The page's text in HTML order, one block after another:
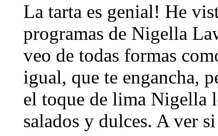
La tarta es genial! He
programas de Nigella
veo de todas formas
igual, que te engancha,
el toque de lima Nigella
salados y dulces. A ver